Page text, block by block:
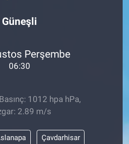
Güneşli
Perşembe
06:30
1012 hpa hPa,
2.89 m/s
Çavdarhisar